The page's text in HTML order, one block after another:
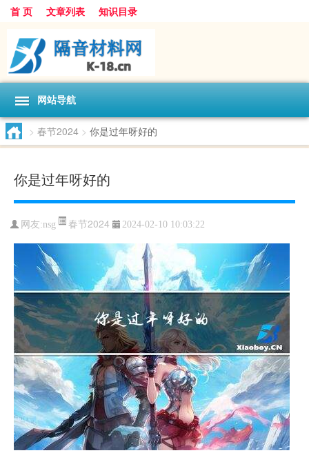
首 页 文章列表 知识目录
网站导航
> 春节2024 > 你是过年呀好的
你是过年呀好的
网友:nsg 春节2024 2024-02-10 10:03:22